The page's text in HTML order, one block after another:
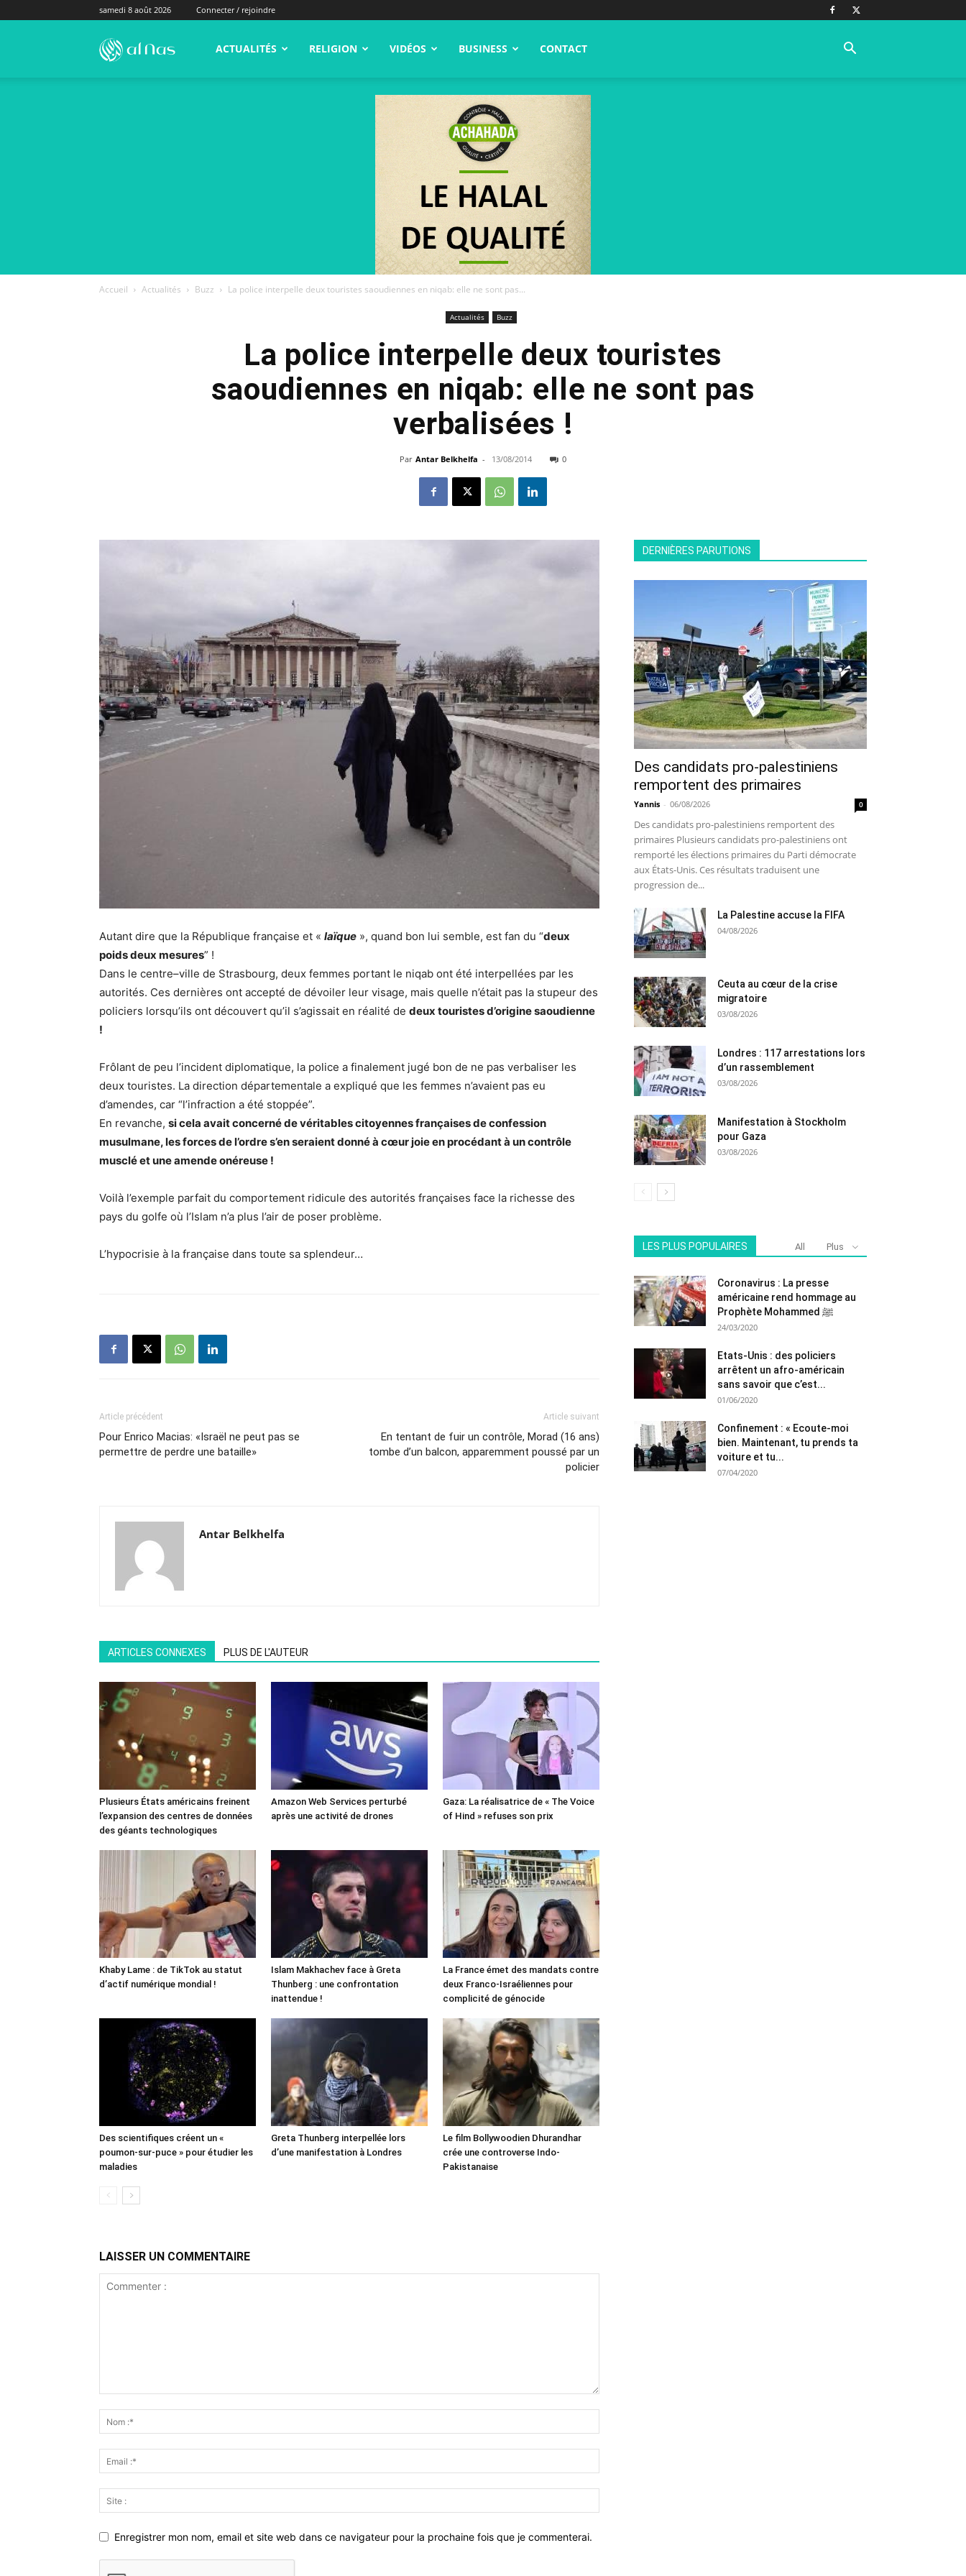
samedi 8 août 2026 Connecter / rejoindre
alNas.fr ACTUALITÉS RELIGION VIDÉOS BUSINESS CONTACT
Accueil Actualités Buzz La police interpelle deux touristes saoudiennes en niqab: elle ne sont pas...
Actualités Buzz
La police interpelle deux touristes
saoudiennes en niqab: elle ne sont pas
verbalisées !
Par Antar Belkhelfa - 13/08/2014 0
Autant dire que la République française et « laïque », quand bon lui semble, est fan du “deux
poids deux mesures” !
Dans le centre–ville de Strasbourg, deux femmes portant le niqab ont été interpellées par les
autorités. Ces dernières ont accepté de dévoiler leur visage, mais quelle n’était pas la stupeur des
policiers lorsqu’ils ont découvert qu’il s’agissait en réalité de deux touristes d’origine saoudienne
!
Frôlant de peu l’incident diplomatique, la police a finalement jugé bon de ne pas verbaliser les
deux touristes. La direction départementale a expliqué que les femmes n’avaient pas eu
d’amendes, car “l’infraction a été stoppée”.
En revanche, si cela avait concerné de véritables citoyennes françaises de confession
musulmane, les forces de l’ordre s’en seraient donné à cœur joie en procédant à un contrôle
musclé et une amende onéreuse !
Voilà l’exemple parfait du comportement ridicule des autorités françaises face la richesse des
pays du golfe où l’Islam n’a plus l’air de poser problème.
L’hypocrisie à la française dans toute sa splendeur…
Article précédent
Pour Enrico Macias: «Israël ne peut pas se
permettre de perdre une bataille»
Article suivant
En tentant de fuir un contrôle, Morad (16 ans)
tombe d’un balcon, apparemment poussé par un
policier
Antar Belkhelfa
ARTICLES CONNEXES PLUS DE L'AUTEUR
Plusieurs États américains freinent
l’expansion des centres de données
des géants technologiques
Amazon Web Services perturbé
après une activité de drones
Gaza: La réalisatrice de « The Voice
of Hind » refuses son prix
Khaby Lame : de TikTok au statut
d’actif numérique mondial !
Islam Makhachev face à Greta
Thunberg : une confrontation
inattendue !
La France émet des mandats contre
deux Franco-Israéliennes pour
complicité de génocide
Des scientifiques créent un «
poumon-sur-puce » pour étudier les
maladies
Greta Thunberg interpellée lors
d’une manifestation à Londres
Le film Bollywoodien Dhurandhar
crée une controverse Indo-
Pakistanaise
LAISSER UN COMMENTAIRE
Enregistrer mon nom, email et site web dans ce navigateur pour la prochaine fois que je commenterai.
DERNIÈRES PARUTIONS
Des candidats pro-palestiniens
remportent des primaires
Yannis - 06/08/2026 0
Des candidats pro-palestiniens remportent des
primaires Plusieurs candidats pro-palestiniens ont
remporté les élections primaires du Parti démocrate
aux États-Unis. Ces résultats traduisent une
progression de...
La Palestine accuse la FIFA
04/08/2026
Ceuta au cœur de la crise
migratoire
03/08/2026
Londres : 117 arrestations lors
d’un rassemblement
03/08/2026
Manifestation à Stockholm
pour Gaza
03/08/2026
LES PLUS POPULAIRES All Plus
Coronavirus : La presse
américaine rend hommage au
Prophète Mohammed ﷺ
24/03/2020
Etats-Unis : des policiers
arrêtent un afro-américain
sans savoir que c’est...
01/06/2020
Confinement : « Ecoute-moi
bien. Maintenant, tu prends ta
voiture et tu...
07/04/2020